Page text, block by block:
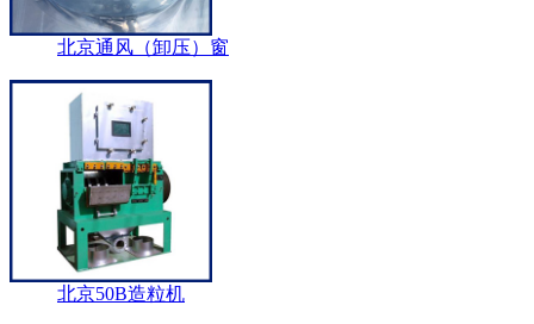
北京通风（卸压）窗
北京50B造粒机